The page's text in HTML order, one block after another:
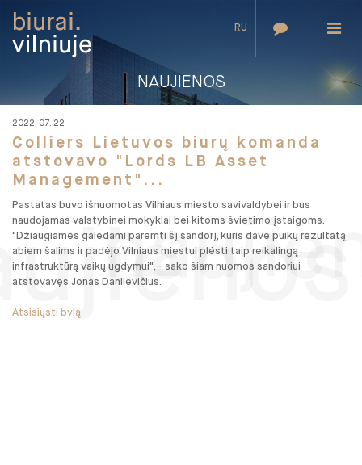
RU
NAUJIENOS
2022. 07. 22
Colliers Lietuvos biurų komanda
atstovavo "Lords LB Asset
Management"...
Pastatas buvo išnuomotas Vilniaus miesto savivaldybei ir bus
naudojamas valstybinei mokyklai bei kitoms švietimo įstaigoms.
"Džiaugiamės galėdami paremti šį sandorį, kuris davė puikų rezultatą
abiem šalims ir padėjo Vilniaus miestui plėsti taip reikalingą
infrastruktūrą vaikų ugdymui", - sako šiam nuomos sandoriui
atstovavęs Jonas Danilevičius.
Atsisiųsti bylą